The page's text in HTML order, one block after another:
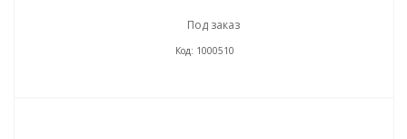
Под заказ
Код: 1000510